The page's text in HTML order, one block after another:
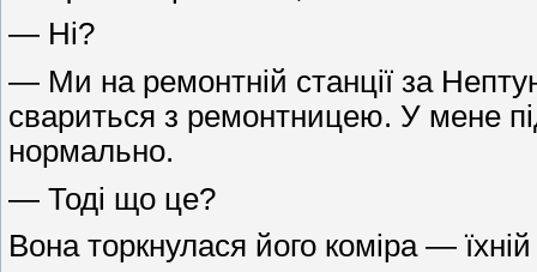
— Ні?
— Ми на ремонтній станції за
свариться з ремонтницею. У мене
нормально.
— Тоді що це?
Вона торкнулася його коміра —